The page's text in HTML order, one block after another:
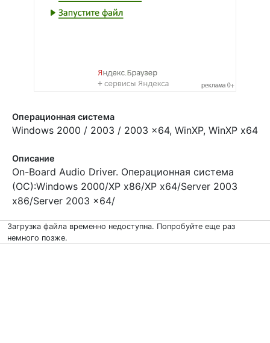
Операционная система
Windows 2000 / 2003 / 2003 x64, WinXP, WinXP x64
Описание
On-Board Audio Driver. Операционная система
(ОС):Windows 2000/XP x86/XP x64/Server 2003
x86/Server 2003 x64/
Загрузка файла временно недоступна. Попробуйте еще раз
немного позже.